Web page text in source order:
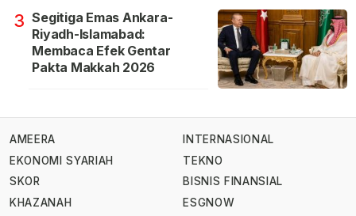
3 Segitiga Emas Ankara-
Riyadh-Islamabad:
Membaca Efek Gentar
Pakta Makkah 2026
AMEERA
EKONOMI SYARIAH
SKOR
KHAZANAH
INTERNASIONAL
TEKNO
BISNIS FINANSIAL
ESGNOW